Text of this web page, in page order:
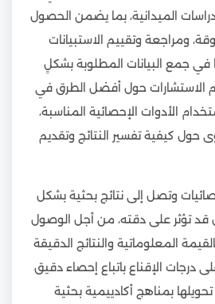
الميدانية، بما يضمن الحصول
ومراجعة وتقييم الاستبيانات
في جمع البيانات المطلوبة بشكلٍ
الاستشارات حول أفضل الطرق في
الأدوات الإحصائية المناسبة،
حول كيفية تفسير النتائج وتقديم
وتصل إلى نتائج بحثية بشكل
تؤثر على دقته، من أجل الوصول
المعلوماتية والنتائج الدقيقة
درجات الإقناع باتباع إحصاء دقيق
بمناهج أكادييمية بحثية